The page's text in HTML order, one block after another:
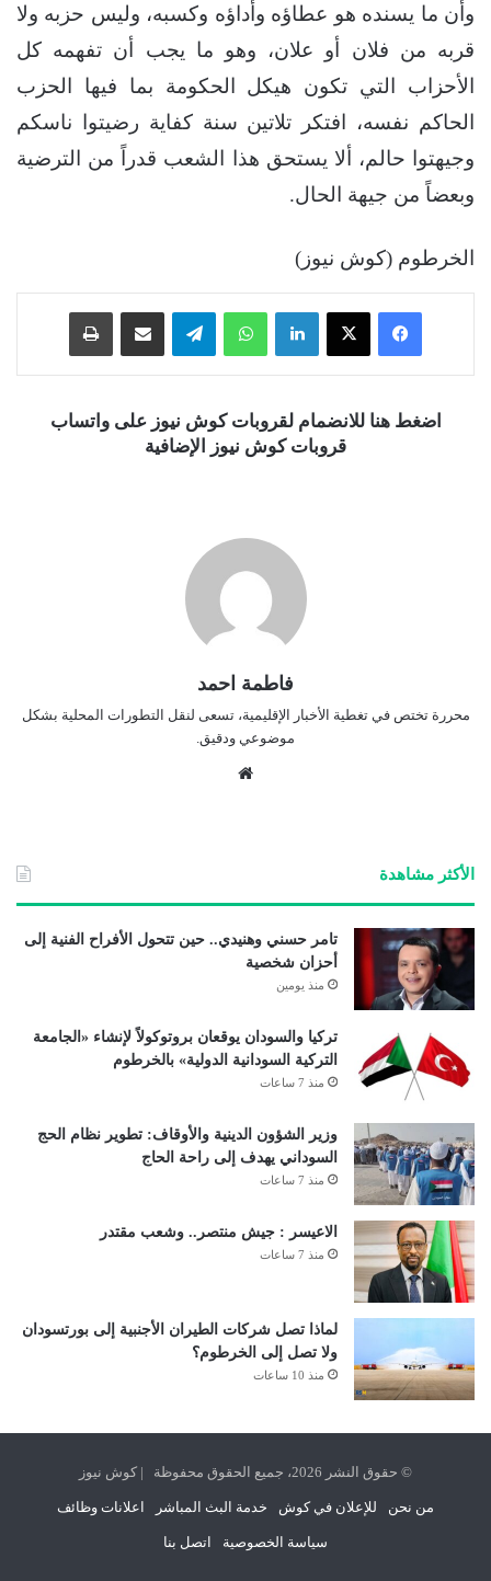
وأن ما يسنده هو عطاؤه وأداؤه وكسبه، وليس حزبه ولا
قربه من فلان أو علان، وهو ما يجب أن تفهمه كل
الأحزاب التي تكون هيكل الحكومة بما فيها الحزب
الحاكم نفسه، افتكر تلاتين سنة كفاية رضيتوا ناسكم
وجيهتوا حالم، ألا يستحق هذا الشعب قدراً من الترضية
وبعضاً من جيهة الحال.
الخرطوم (كوش نيوز)
فيسبوك ‫X لينكدإن واتساب تيلقرام
اضغط هنا للانضمام لقروبات كوش نيوز على واتساب
قروبات كوش نيوز الإضافية
فاطمة احمد
محررة تختص في تغطية الأخبار الإقليمية، تسعى لنقل التطورات المحلية بشكل
موضوعي ودقيق.
الأكثر مشاهدة
تامر حسني وهنيدي.. حين تتحول الأفراح الفنية إلى
أحزان شخصية
منذ يومين
تركيا والسودان يوقعان بروتوكولاً لإنشاء «الجامعة
التركية السودانية الدولية» بالخرطوم
منذ 7 ساعات
وزير الشؤون الدينية والأوقاف: تطوير نظام الحج
السوداني يهدف إلى راحة الحاج
منذ 7 ساعات
الاعيسر : جيش منتصر.. وشعب مقتدر
منذ 7 ساعات
لماذا تصل شركات الطيران الأجنبية إلى بورتسودان
ولا تصل إلى الخرطوم؟
منذ 10 ساعات
© حقوق النشر 2026، جميع الحقوق محفوظة | كوش نيوز
من نحن للإعلان في كوش خدمة البث المباشر اعلانات وظائف
سياسة الخصوصية اتصل بنا